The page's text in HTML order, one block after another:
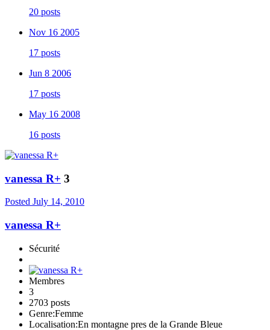
20 posts
Nov 16 2005
17 posts
Jun 8 2006
17 posts
May 16 2008
16 posts
vanessa R+ 3
Posted July 14, 2010
vanessa R+
Sécurité
Membres
3
2703 posts
Genre:Femme
Localisation:En montagne pres de la Grande Bleue